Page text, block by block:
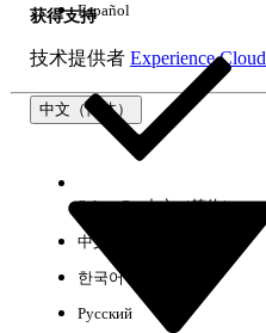
获得支持
技术提供者 Experience Cloud
中文（简体）
Español
Select Org中文（简体）
中文（繁体）
한국어
Русский